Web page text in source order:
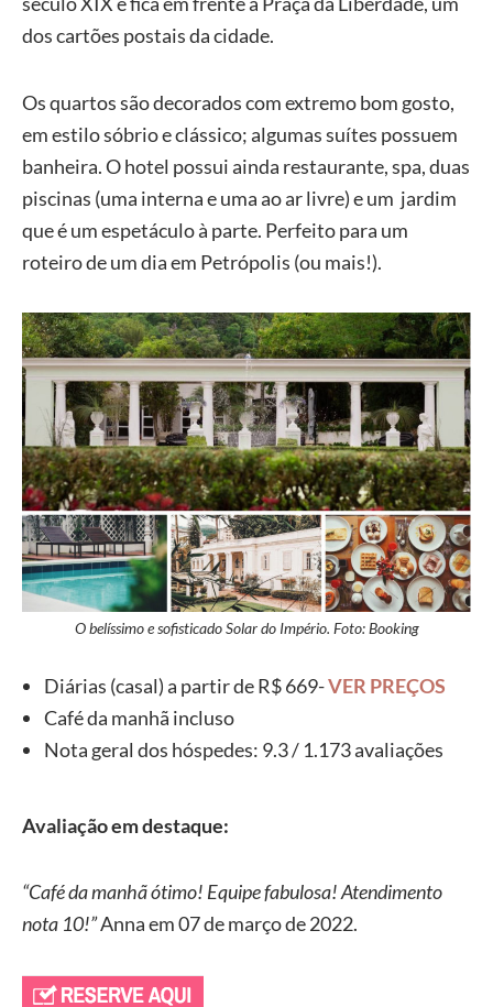
dos cartões postais da cidade.
Os quartos são decorados com extremo bom gosto,
em estilo sóbrio e clássico; algumas suítes possuem
banheira. O hotel possui ainda restaurante, spa, duas
piscinas (uma interna e uma ao ar livre) e um jardim
que é um espetáculo à parte. Perfeito para um
roteiro de um dia em Petrópolis (ou mais!).
O belíssimo e sofisticado Solar do Império. Foto: Booking
Diárias (casal) a partir de R$ 669-VER PREÇOS
Café da manhã incluso
Nota geral dos hóspedes: 9.3 / 1.173 avaliações
Avaliação em destaque:
“Café da manhã ótimo! Equipe fabulosa! Atendimento
nota 10!”Anna em 07 de março de 2022.